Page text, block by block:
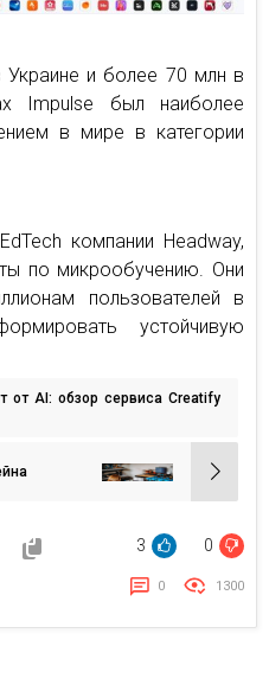
и более 70 млн в
Impulse был наиболее
в мире в категории
компании Headway,
по микрообучению. Они
пользователей в
устойчивую
от AI: обзор сервиса Creatify
3 0
0 1300